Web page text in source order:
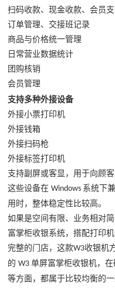
扫码收款、现金收款、会员
订单管理、交接班记录
商品与价格统一管理
日常营业数据统计
团购核销
会员管理
支持多种外接设备
外接小票打印机
外接钱箱
外接扫码枪
外接标签打印机
支持副屏或客显，用于向顾
这些设备在 Windows 系统下
用时，整体稳定性比较高。
如果是空间有限、业务相对
富掌柜收银系统，搭配打印
完整的门店，这款W3收银机
的W3单屏富掌柜收银机，
等方面，都属于比较均衡的一